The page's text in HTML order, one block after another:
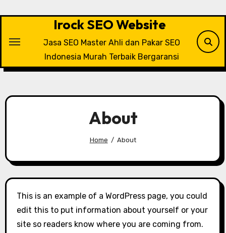
Irock SEO Website
Jasa SEO Master Ahli dan Pakar SEO
Indonesia Murah Terbaik Bergaransi
About
Home About
This is an example of a WordPress page, you could
edit this to put information about yourself or your
site so readers know where you are coming from.